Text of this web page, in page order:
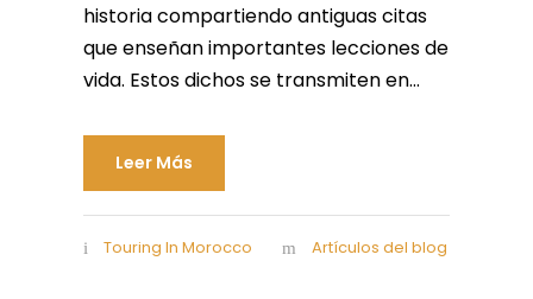
historia compartiendo antiguas citas
que enseñan importantes lecciones de
vida. Estos dichos se transmiten en...
Leer Más
Touring In Morocco Artículos del blog